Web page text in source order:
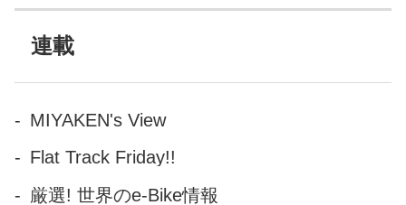
に搭載したAMB001・・・どん
連載
MIYAKEN's View
Flat Track Friday!!
厳選! 世界のe-Bike情報